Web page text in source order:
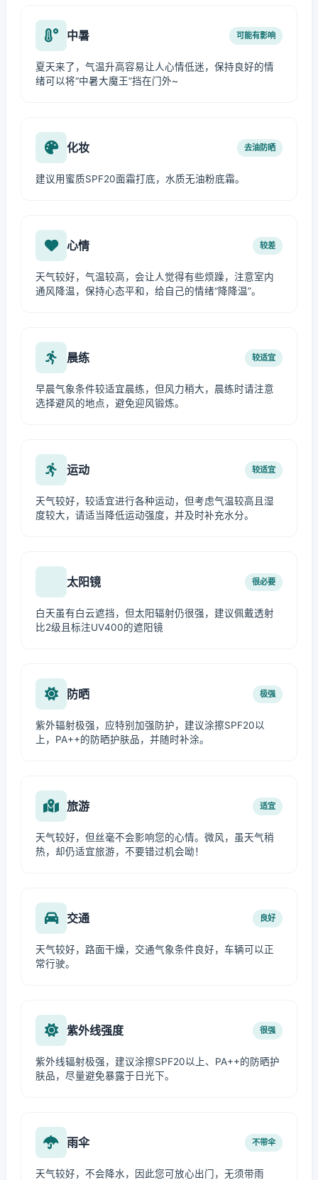
中暑 可能有影响
夏天来了，气温升高容易让人心情低迷，保持良好的情
绪可以将“中暑大魔王”挡在门外~
化妆 去油防晒
建议用蜜质SPF20面霜打底，水质无油粉底霜。
心情 较差
天气较好，气温较高，会让人觉得有些烦躁，注意室内
通风降温，保持心态平和，给自己的情绪“降降温”。
晨练 较适宜
早晨气象条件较适宜晨练，但风力稍大，晨练时请注意
选择避风的地点，避免迎风锻炼。
运动 较适宜
天气较好，较适宜进行各种运动，但考虑气温较高且湿
度较大，请适当降低运动强度，并及时补充水分。
太阳镜 很必要
白天虽有白云遮挡，但太阳辐射仍很强，建议佩戴透射
比2级且标注UV400的遮阳镜
防晒 极强
紫外辐射极强，应特别加强防护，建议涂擦SPF20以
上，PA++的防晒护肤品，并随时补涂。
旅游 适宜
天气较好，但丝毫不会影响您的心情。微风，虽天气稍
热，却仍适宜旅游，不要错过机会呦！
交通 良好
天气较好，路面干燥，交通气象条件良好，车辆可以正
常行驶。
紫外线强度 很强
紫外线辐射极强，建议涂擦SPF20以上、PA++的防晒护
肤品，尽量避免暴露于日光下。
雨伞 不带伞
天气较好，不会降水，因此您可放心出门，无须带雨